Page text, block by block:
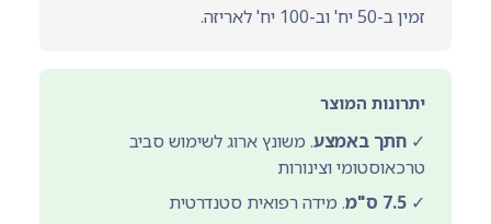
זמין ב-50 יח' וב-100 יח' לאריזה.
יתרונות המוצר
✓ חתך באמצע. משונץ ארוג לשימוש סביב
טרכאוסטומי וצינורות
✓ 7.5 ס"מ
. מידה רפואית סטנדרטית